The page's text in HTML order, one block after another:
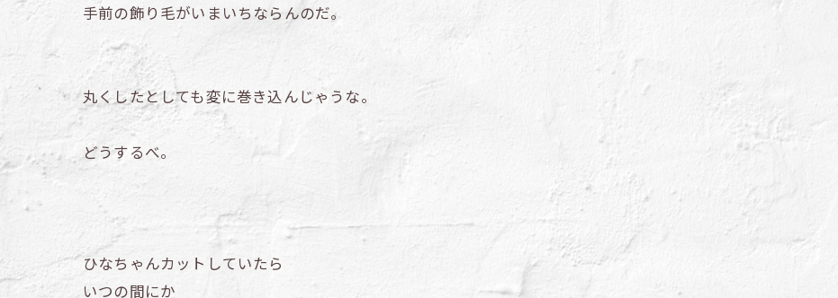
手前の飾り毛がいまいちならんのだ。
丸くしたとしても変に巻き込んじゃうな。
どうするべ。
ひなちゃんカットしていたら
いつの間にか